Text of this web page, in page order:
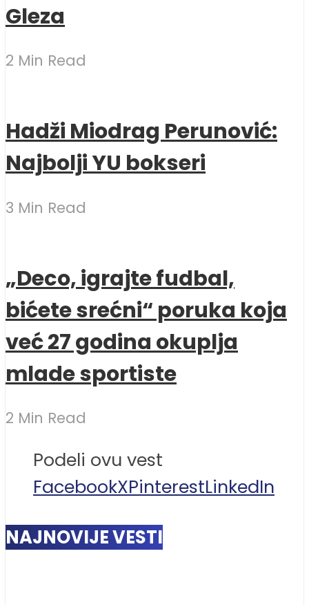
Gleza
2 Min Read
Hadži Miodrag Perunović:
Najbolji YU bokseri
3 Min Read
„Deco, igrajte fudbal,
bićete srećni“ poruka koja
već 27 godina okuplja
mlade sportiste
2 Min Read
Podeli ovu vest
FacebookXPinterestLinkedIn
NAJNOVIJE VESTI